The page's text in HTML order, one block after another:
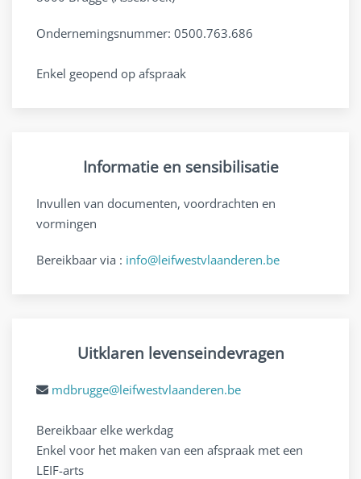
Ondernemingsnummer: 0500.763.686
Enkel geopend op afspraak
Informatie en sensibilisatie
Invullen van documenten, voordrachten en
vormingen
Bereikbaar via : info@leifwestvlaanderen.be
Uitklaren levenseindevragen
mdbrugge@leifwestvlaanderen.be
Bereikbaar elke werkdag
Enkel voor het maken van een afspraak met een
LEIF-arts